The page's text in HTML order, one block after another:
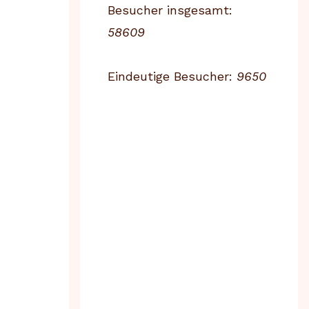
Besucher insgesamt:
58609
Eindeutige Besucher: 9650